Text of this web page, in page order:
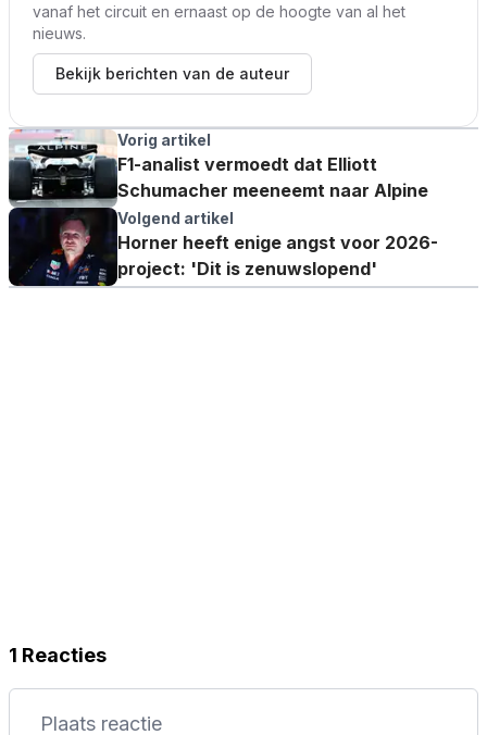
vanaf het circuit en ernaast op de hoogte van al het
nieuws.
Bekijk berichten van de auteur
Vorig artikel
F1-analist vermoedt dat Elliott
Schumacher meeneemt naar Alpine
Volgend artikel
Horner heeft enige angst voor 2026-
project: 'Dit is zenuwslopend'
1 Reacties